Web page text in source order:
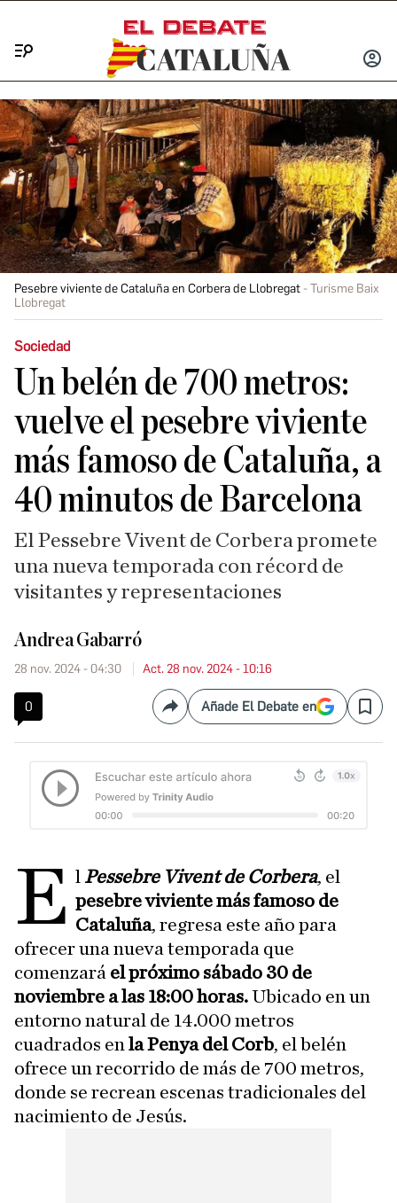
INICIAR
Pesebre viviente de Cataluña en Corbera de Llobregat
Turisme Baix
Llobregat
Sociedad
Un belén de 700 metros:
vuelve el pesebre viviente
más famoso de Cataluña, a
40 minutos de Barcelona
El Pessebre Vivent de Corbera promete
una nueva temporada con récord de
visitantes y representaciones
Andrea Gabarró
28 nov. 2024 - 04:30 Act. 28 nov. 2024 - 10:16
0 CompartirAñade El Debate en Save
E l Pessebre Vivent de Corbera, el
pesebre viviente más famoso de
Cataluña, regresa este año para
ofrecer una nueva temporada que
comenzará el próximo sábado 30 de
noviembre a las 18:00 horas.Ubicado en un
entorno natural de 14.000 metros
cuadrados en la Penya del Corb, el belén
ofrece un recorrido de más de 700 metros,
donde se recrean escenas tradicionales del
nacimiento de Jesús.